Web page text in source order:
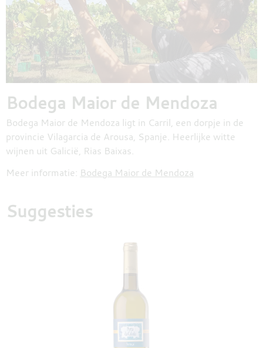
Bodega Maior de Mendoza
Bodega Maior de Mendoza ligt in Carril, een dorpje in de
provincie Vilagarcia de Arousa, Spanje. Heerlijke witte
wijnen uit Galicië, Rias Baixas.
Meer informatie: Bodega Maior de Mendoza
Suggesties